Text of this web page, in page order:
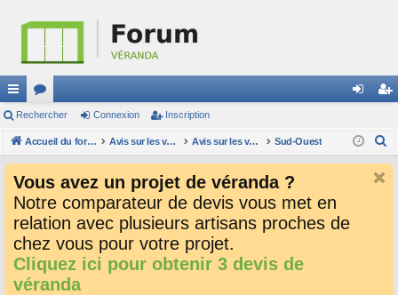
ac
co
ci
or
u
s
ne cri
Rechercher Connexion Inscription
Accueil du forum Avis sur les verandalistes et les devis Avis sur les vendeurs de véranda Sud-Ouest
Vous avez un projet de véranda ?
Notre comparateur de devis vous met en
relation avec plusieurs artisans proches de
chez vous pour votre projet.
Cliquez ici pour obtenir 3 devis de
véranda